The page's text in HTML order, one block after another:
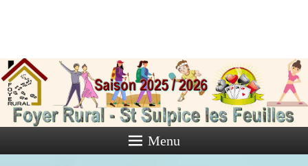
de Saint
Sulpice les
Feuilles
Activités diverses de l'Association
Menu